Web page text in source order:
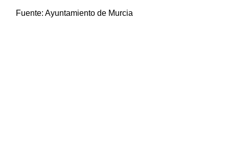
Fuente: Ayuntamiento de Murcia